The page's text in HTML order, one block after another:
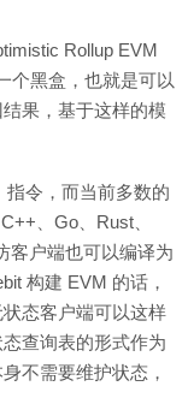
Rollup EVM
个黑盒，也就是可以
果，基于这样的模
指令，而当前多数的
、Go、Rust、
客户端也可以编译为
构建 EVM 的话，
态客户端可以这样
查询表的形式作为
不需要维护状态，